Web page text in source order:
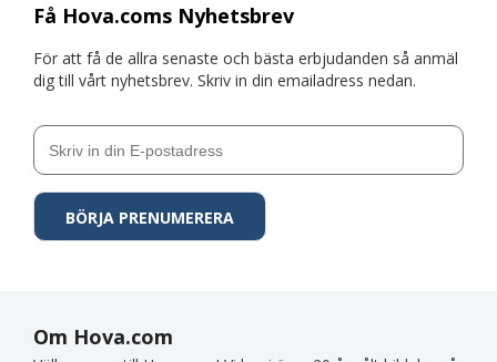
Få Hova.coms Nyhetsbrev
För att få de allra senaste och bästa erbjudanden så anmäl
dig till vårt nyhetsbrev. Skriv in din emailadress nedan.
Om Hova.com